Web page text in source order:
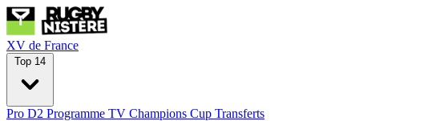
XV de France
Top 14
Pro D2 Programme TV Champions Cup Transferts